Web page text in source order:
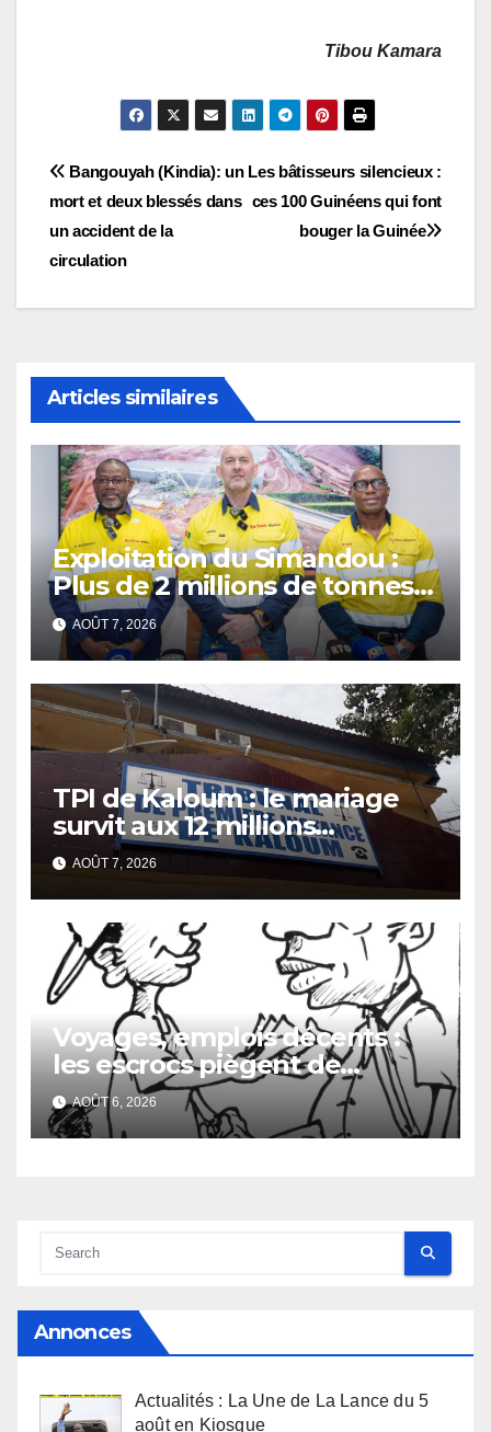
Tibou Kamara
Navigation
de
l’article
Les bâtisseurs silencieux :
ces 100 Guinéens qui font
bouger la Guinée
Bangouyah (Kindia): un
mort et deux blessés dans
un accident de la
circulation
Articles similaires
Exploitation du Simandou :
Plus de 2 millions de tonnes
de fer exportées
AOÛT 7, 2026
TPI de Kaloum : le mariage
survit aux 12 millions
détournés
AOÛT 7, 2026
Voyages, emplois décents :
les escrocs piègent de
nombreux jeunes
AOÛT 6, 2026
Annonces
Actualités : La Une de La Lance du 5
août en Kiosque